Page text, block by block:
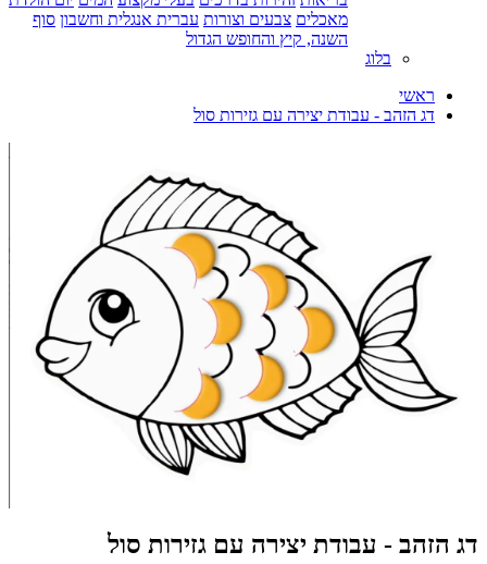
מאכלים צבעים וצורות עברית אנגלית וחשבון סוף
השנה, קיץ והחופש הגדול
בלוג
ראשי
דג הזהב - עבודת יצירה עם גזירות סול
דג הזהב - עבודת יצירה עם גזירות סול